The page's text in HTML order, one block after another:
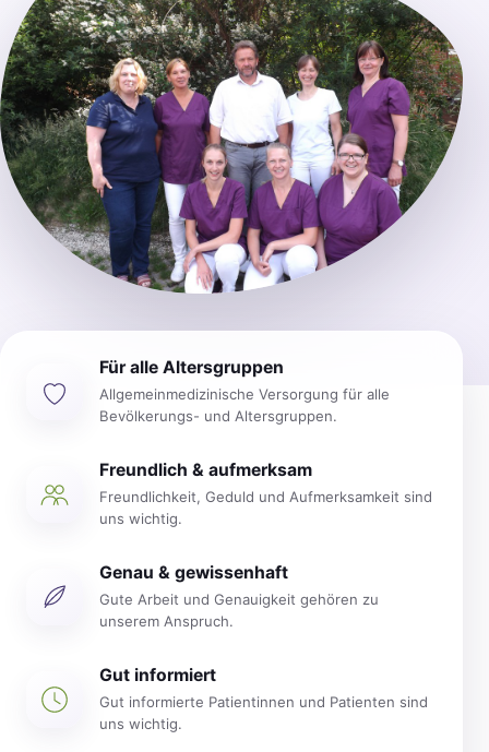
Für alle Altersgruppen
Allgemeinmedizinische Versorgung für alle
Bevölkerungs- und Altersgruppen.
Freundlich & aufmerksam
Freundlichkeit, Geduld und Aufmerksamkeit sind
uns wichtig.
Genau & gewissenhaft
Gute Arbeit und Genauigkeit gehören zu
unserem Anspruch.
Gut informiert
Gut informierte Patientinnen und Patienten sind
uns wichtig.